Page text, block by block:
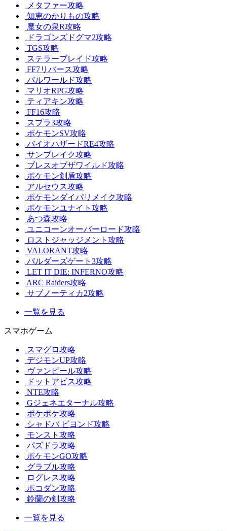
メタファー攻略
知恵のかりもの攻略
魔女の泉R攻略
ドラゴンズドグマ2攻略
TGS攻略
ステラーブレイド攻略
FF7リバース攻略
パルワールド攻略
マリオRPG攻略
ティアキン攻略
FF16攻略
スプラ3攻略
ポケモンSV攻略
バイオハザードRE4攻略
サンブレイク攻略
ブレスオブザワイルド攻略
ポケモン剣盾攻略
アルセウス攻略
ポケモンダイパリメイク攻略
ポケモンユナイト攻略
あつ森攻略
ユニコーンオーバーロード攻略
ロストジャッジメント攻略
VALORANT攻略
バルダーズゲート3攻略
LET IT DIE: INFERNO攻略
ARC Raiders攻略
サブノーティカ2攻略
一覧を見る
スマホゲーム
スマグロ攻略
デジモンUP攻略
ヴァンピール攻略
ドットアビス攻略
NTE攻略
Gジェネエターナル攻略
ポケポケ攻略
シャドバ ビヨンド攻略
モンスト攻略
パズドラ攻略
ポケモンGO攻略
グラブル攻略
ログレス攻略
ポコダン攻略
鈴蘭の剣攻略
一覧を見る